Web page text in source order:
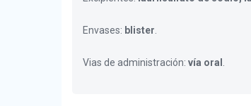
Envases: blister
Vias de administración: vía oral